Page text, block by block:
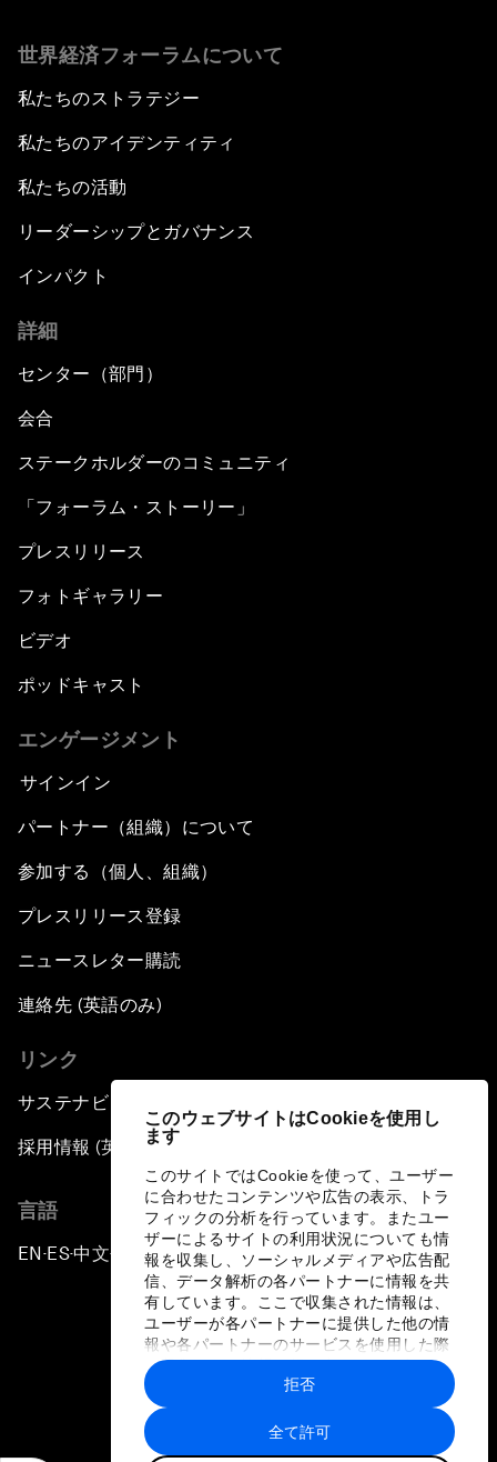
このウェブサイトはCookieを使用し
ます
このサイトではCookieを使って、ユーザー
に合わせたコンテンツや広告の表示、トラ
フィックの分析を行っています。またユー
ザーによるサイトの利用状況についても情
報を収集し、ソーシャルメディアや広告配
信、データ解析の各パートナーに情報を共
有しています。ここで収集された情報は、
ユーザーが各パートナーに提供した他の情
報や各パートナーのサービスを使用した際
に収集された情報と組み合わされ、各パー
トナーによって使用されることがありま
す。
全て許可
拒否
世界経済フォーラムについて
私たちのストラテジー
私たちのアイデンティティ
私たちの活動
リーダーシップとガバナンス
インパクト
詳細
センター（部門）
会合
ステークホルダーのコミュニティ
「フォーラム・ストーリー」
プレスリリース
フォトギャラリー
ビデオ
ポッドキャスト
エンゲージメント
サインイン
パートナー（組織）について
参加する（個人、組織）
プレスリリース登録
ニュースレター購読
連絡先 (英語のみ)
リンク
サステナビリティへの取り組み
採用情報 (英語のみ)
言語
EN ▪ ES▪中文▪ 日本語
プライバシーポリシーと利用規約
サイトマップ